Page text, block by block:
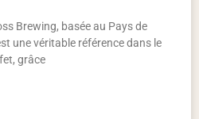
Brewing, basée au Pays de
une véritable référence dans le
grâce